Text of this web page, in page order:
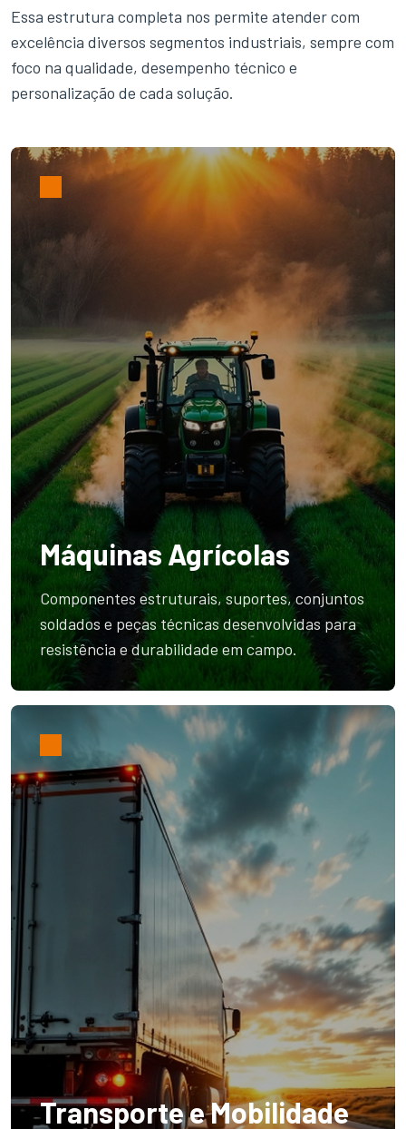
Essa estrutura completa nos permite atender com
excelência diversos segmentos industriais, sempre com
foco na qualidade, desempenho técnico e
personalização de cada solução.
Máquinas Agrícolas
Componentes estruturais, suportes, conjuntos
soldados e peças técnicas desenvolvidas para
resistência e durabilidade em campo.
Transporte e Mobilidade